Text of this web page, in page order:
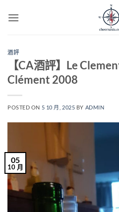
酒評
【CA酒評】Le
Clément 2008
POSTED ON 5 10 月, 2025 BY ADMIN
05
10 月